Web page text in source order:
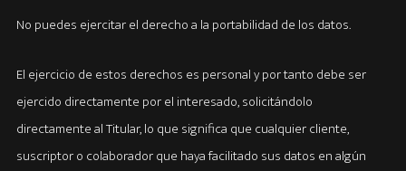
No puedes ejercitar el derecho a la portabilidad de los datos.
El ejercicio de estos derechos es personal y por tanto debe ser
ejercido directamente por el interesado, solicitándolo
directamente al Titular, lo que significa que cualquier cliente,
suscriptor o colaborador que haya facilitado sus datos en algún